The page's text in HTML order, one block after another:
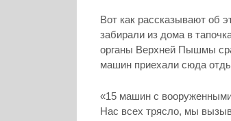
Вот как рассказывают об
забирали из дома в
органы Верхней Пышмы
машин приехали сюда
«15 машин с
Нас всех трясло, мы